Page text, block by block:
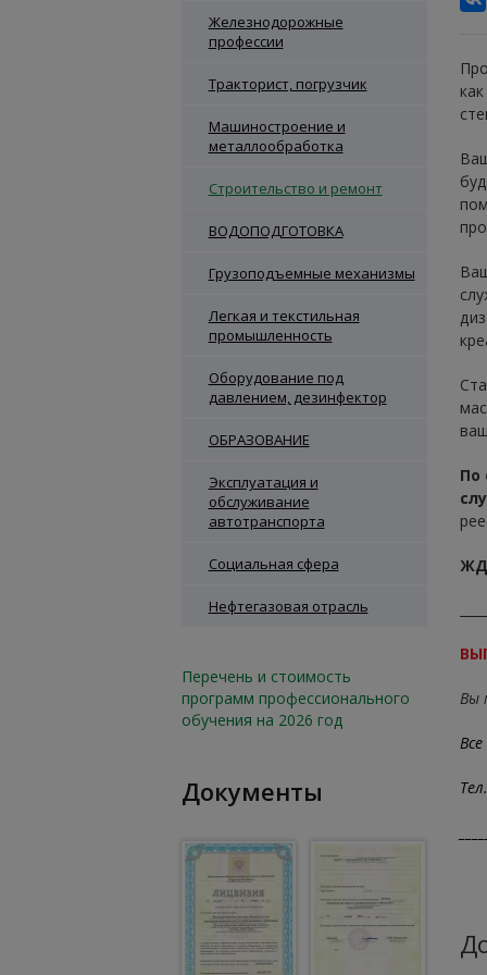
Железнодорожные
профессии
Тракторист, погрузчик
Машиностроение и
металлообработка
Строительство и ремонт
ВОДОПОДГОТОВКА
Грузоподъемные механизмы
Легкая и текстильная
промышленность
Оборудование под
давлением, дезинфектор
ОБРАЗОВАНИЕ
Эксплуатация и
обслуживание
автотранспорта
Социальная сфера
Нефтегазовая отрасль
Перечень и стоимость
программ профессионального
обучения на 2026 год
Документы
По
Вы